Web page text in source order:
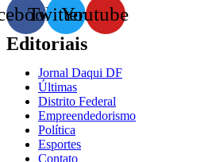
TwitterYoutube
Editoriais
Jornal Daqui DF
Últimas
Distrito Federal
Empreendedorismo
Política
Esportes
Contato